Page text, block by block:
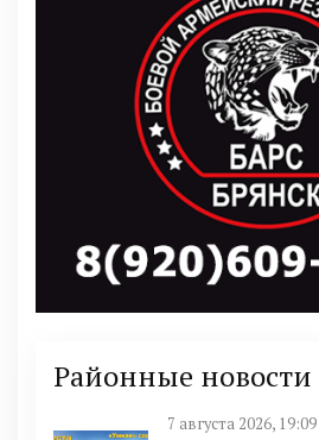
Районные новости
7 августа 2026, 19:09